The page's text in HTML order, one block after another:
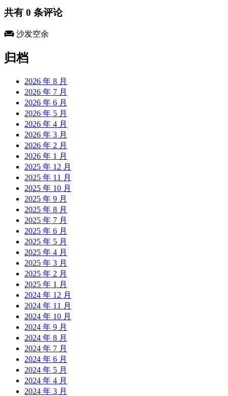
共有 0 条评论
沙发空余
归档
2026 年 8 月
2026 年 7 月
2026 年 6 月
2026 年 5 月
2026 年 4 月
2026 年 3 月
2026 年 2 月
2026 年 1 月
2025 年 12 月
2025 年 11 月
2025 年 10 月
2025 年 9 月
2025 年 8 月
2025 年 7 月
2025 年 6 月
2025 年 5 月
2025 年 4 月
2025 年 3 月
2025 年 2 月
2025 年 1 月
2024 年 12 月
2024 年 11 月
2024 年 10 月
2024 年 9 月
2024 年 8 月
2024 年 7 月
2024 年 6 月
2024 年 5 月
2024 年 4 月
2024 年 3 月